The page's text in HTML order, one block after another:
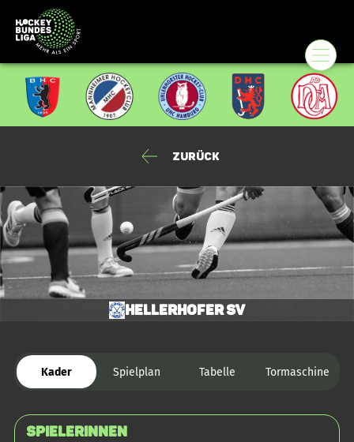
Zurück
Hellerhofer SV
Kader Spielplan Tabelle Tormaschine
SPIELERINNEN